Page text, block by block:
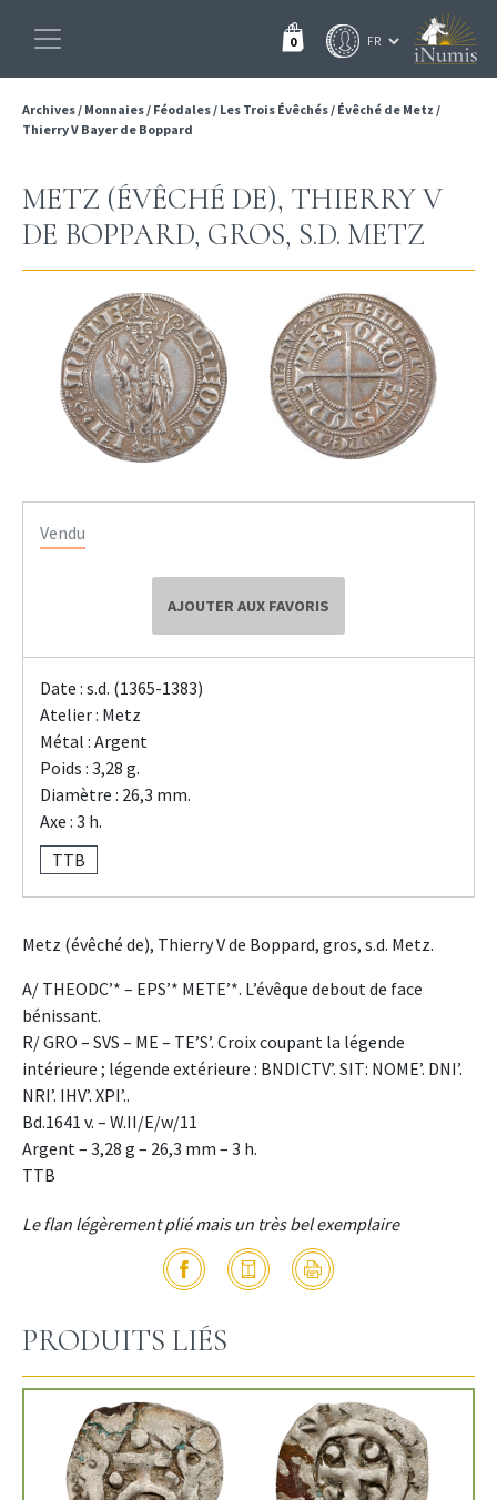
0
Archives/ Monnaies/ Féodales/ Les Trois Évêchés/ Évêché de Metz /
Thierry V Bayer de Boppard
METZ (ÉVÊCHÉ DE), THIERRY V
DE BOPPARD, GROS, S.D. METZ
Vendu
AJOUTER AUX FAVORIS
Date : s.d. (1365-1383)
Atelier : Metz
Métal : Argent
Poids : 3,28 g.
Diamètre : 26,3 mm.
Axe : 3 h.
TTB
Metz (évêché de), Thierry V de Boppard, gros, s.d. Metz.
A/ THEODC’* – EPS’* METE’*. L’évêque debout de face
bénissant.
R/ GRO – SVS – ME – TE’S’. Croix coupant la légende
intérieure ; légende extérieure : BNDICTV’. SIT: NOME’. DNI’.
NRI’. IHV’. XPI’..
Bd.1641 v. – W.II/E/w/11
Argent – 3,28 g – 26,3 mm – 3 h.
TTB
Le flan légèrement plié mais un très bel exemplaire
PRODUITS LIÉS